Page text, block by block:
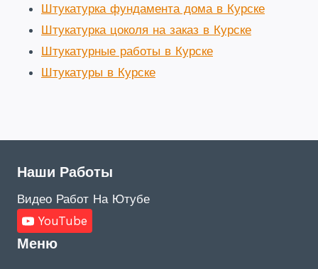
Штукатурка фундамента дома в Курске
Штукатурка цоколя на заказ в Курске
Штукатурные работы в Курске
Штукатуры в Курске
Наши Работы
Видео Работ На Ютубе
YouTube
Меню